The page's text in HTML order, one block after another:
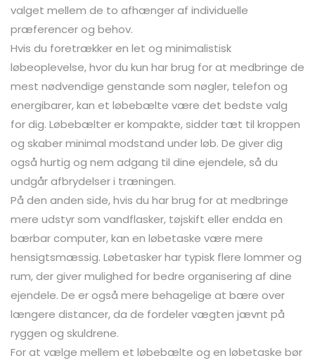
valget mellem de to afhænger af individuelle
præferencer og behov.
Hvis du foretrækker en let og minimalistisk
løbeoplevelse, hvor du kun har brug for at medbringe de
mest nødvendige genstande som nøgler, telefon og
energibarer, kan et løbebælte være det bedste valg
for dig. Løbebælter er kompakte, sidder tæt til kroppen
og skaber minimal modstand under løb. De giver dig
også hurtig og nem adgang til dine ejendele, så du
undgår afbrydelser i træningen.
På den anden side, hvis du har brug for at medbringe
mere udstyr som vandflasker, tøjskift eller endda en
bærbar computer, kan en løbetaske være mere
hensigtsmæssig. Løbetasker har typisk flere lommer og
rum, der giver mulighed for bedre organisering af dine
ejendele. De er også mere behagelige at bære over
længere distancer, da de fordeler vægten jævnt på
ryggen og skuldrene.
For at vælge mellem et løbebælte og en løbetaske bør